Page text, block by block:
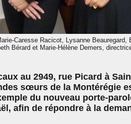
Caresse Racicot, Lysanne Beauregard,
Bérard et Marie-Hélène Demers,
au 2949, rue Picard à
sœurs de la Montérégie
du nouveau porte-
afin de répondre à la